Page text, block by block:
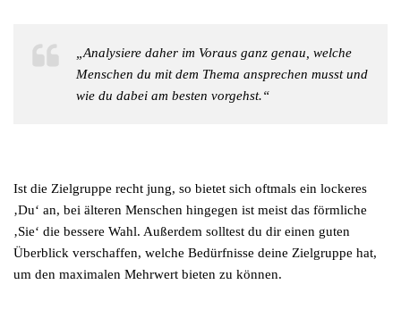
„Analysiere daher im Voraus ganz genau, welche
Menschen du mit dem Thema ansprechen musst und
wie du dabei am besten vorgehst.“
Ist die Zielgruppe recht jung, so bietet sich oftmals ein lockeres
‚Du‘ an, bei älteren Menschen hingegen ist meist das förmliche
‚Sie‘ die bessere Wahl. Außerdem solltest du dir einen guten
Überblick verschaffen, welche Bedürfnisse deine Zielgruppe hat,
um den maximalen Mehrwert bieten zu können.